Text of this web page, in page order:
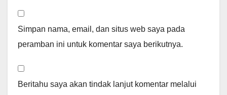
Simpan nama, email, dan situs web saya pada
peramban ini untuk komentar saya berikutnya.
Beritahu saya akan tindak lanjut komentar melalui